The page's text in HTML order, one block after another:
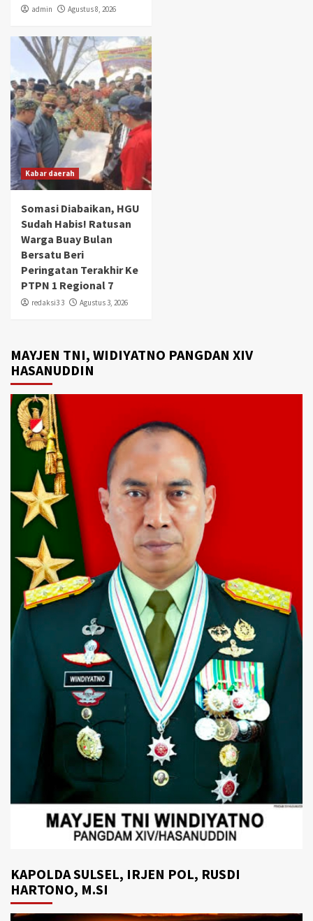
admin Agustus 8, 2026
Kabar daerah
Somasi Diabaikan, HGU
Sudah Habis! Ratusan
Warga Buay Bulan
Bersatu Beri
Peringatan Terakhir Ke
PTPN 1 Regional 7
redaksi3 3 Agustus 3, 2026
MAYJEN TNI, WIDIYATNO PANGDAN XIV
HASANUDDIN
KAPOLDA SULSEL, IRJEN POL, RUSDI
HARTONO, M.SI